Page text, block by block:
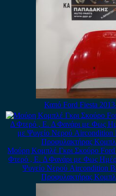
Καπό Ford Fiesta
Μούρη Κομπλέ Γκρι Σκούρο
Φτερό , E. Δ Φανάρι με Φως
Ψυγείο Νερού Aircondition
Προφυλακτήρας